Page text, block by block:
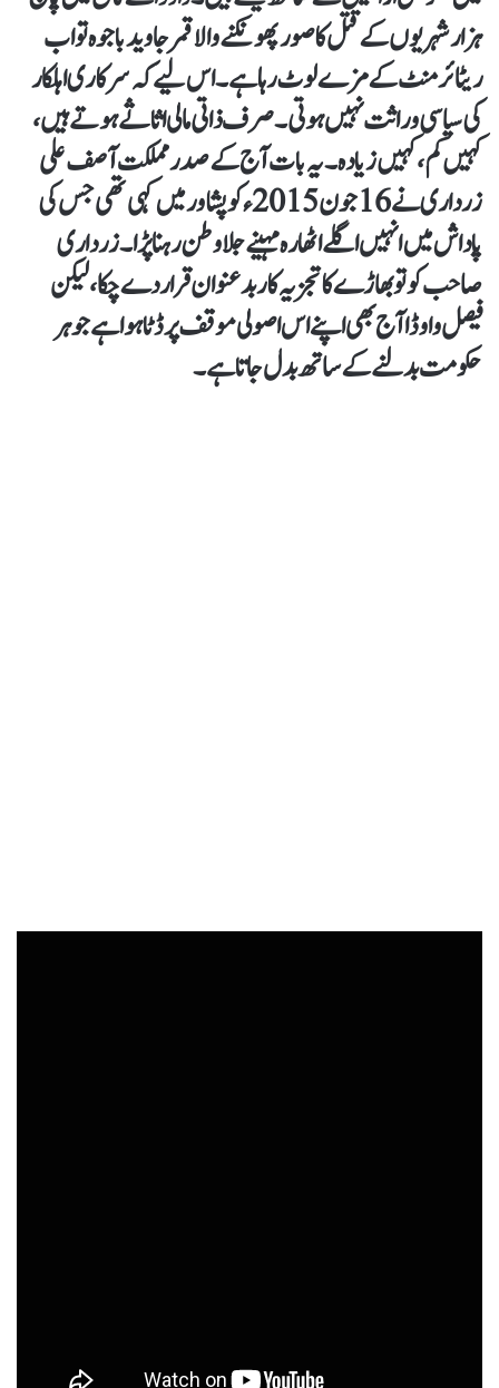
ہزار شہریوں کے قتل کا صور پھونکنے والا قمر جاوید باجوہ تو اب
ریٹائرمنٹ کے مزے لوٹ رہا ہے۔ اس لیے کہ سرکاری اہلکار
کی سیاسی وراثت نہیں ہوتی۔ صرف ذاتی مالی اثاثے ہوتے ہیں ،
کہیں کم ، کہیں زیادہ۔ یہ بات آج کے صدر مملکت آصف علی
زرداری نے 16 جون 2015ء کو پشاور میں کہی تھی جس کی
پاداش میں انہیں اگلے اٹھارہ مہینے جلاوطن رہنا پڑا۔ زرداری
صاحب کو تو بھاڑے کا تجزیہ کار بدعنوان قرار دے چکا، لیکن
فیصل واوڈا آج بھی اپنے اس اصولی موقف پر ڈٹا ہوا ہے جو ہر
حکومت بدلنے کے ساتھ بدل جاتا ہے۔